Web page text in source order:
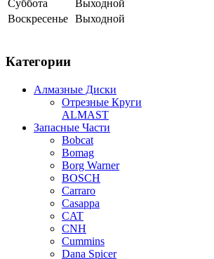
Суббота
Выходной
Воскресенье Выходной
Категории
Алмазные Диски
Отрезные Круги
ALMAST
Запасные Части
Bobcat
Bomag
Borg Warner
BOSCH
Carraro
Casappa
CAT
CNH
Cummins
Dana Spicer